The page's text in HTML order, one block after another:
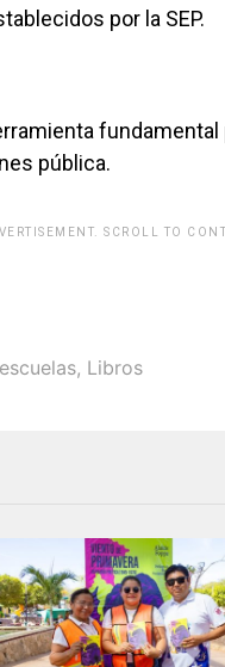
por la SEP.
pública.
SCROLL TO
escuelas, Libros